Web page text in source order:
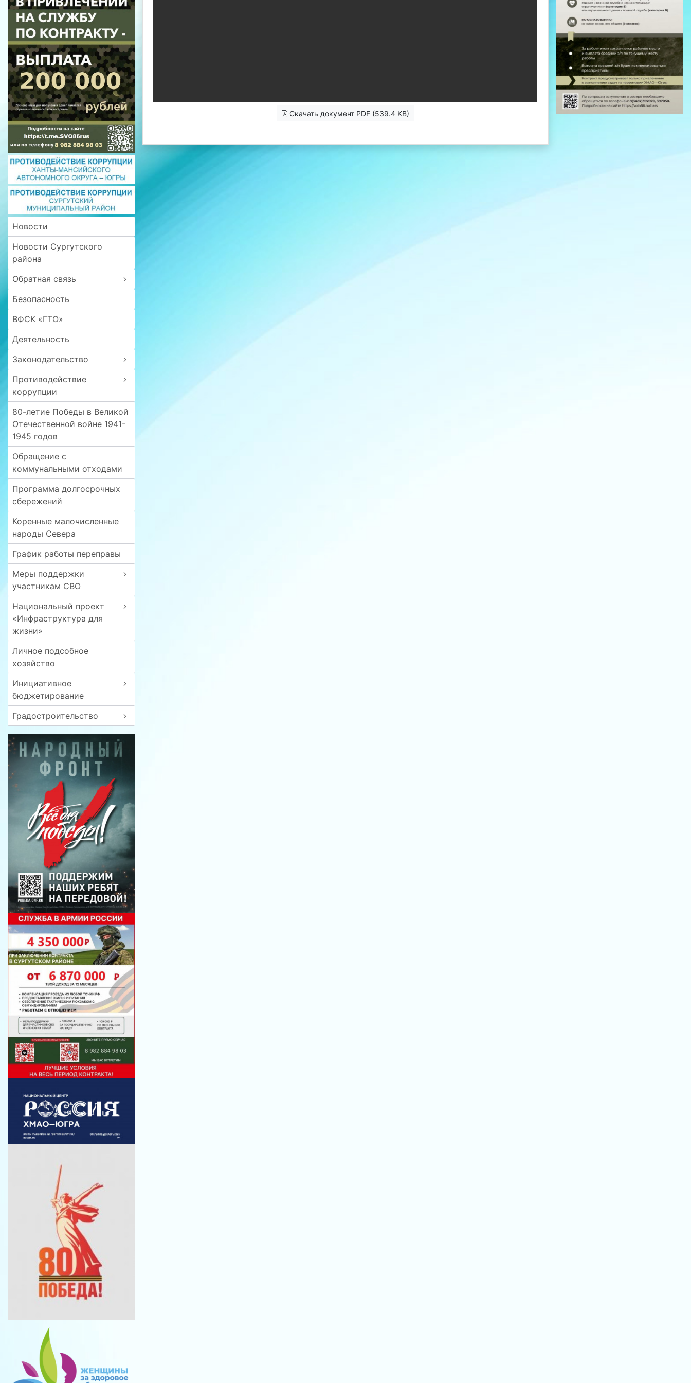
Новости
Новости Сургутского
района
Обратная связь
Безопасность
ВФСК «ГТО»
Деятельность
Законодательство
Противодействие
коррупции
80-летие Победы в Великой
Отечественной войне 1941-
1945 годов
Обращение с
коммунальными отходами
Программа долгосрочных
сбережений
Коренные малочисленные
народы Севера
График работы переправы
Меры поддержки
участникам СВО
Национальный проект
«Инфраструктура для
жизни»
Личное подсобное
хозяйство
Инициативное
бюджетирование
Градостроительство
Скачать документ PDF (539.4 KB)